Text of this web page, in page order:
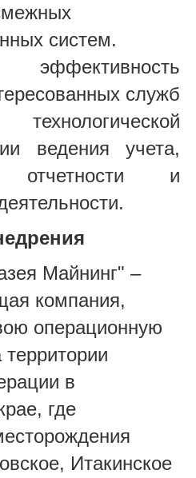
систем.
служб
технологической
ведения учета,
отчетности и
.
Майнинг" –
компания,
операционную
в
где
Итакинское